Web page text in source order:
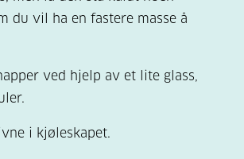
du vil ha en fastere masse å
ved hjelp av et lite glass,
i kjøleskapet.